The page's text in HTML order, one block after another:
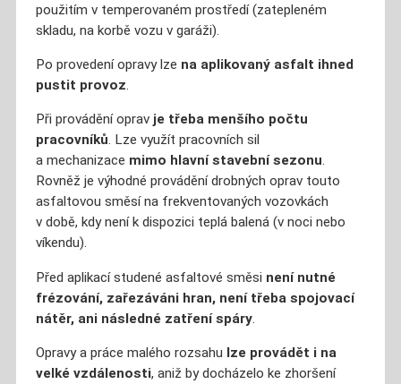
použitím v temperovaném prostředí (zatepleném
skladu, na korbě vozu v garáži).
Po provedení opravy lze na aplikovaný asfalt ihned
pustit provoz.
Při provádění oprav je třeba menšího počtu
pracovníků. Lze využít pracovních sil
a mechanizace mimo hlavní stavební sezonu.
Rovněž je výhodné provádění drobných oprav touto
asfaltovou směsí na frekventovaných vozovkách
v době, kdy není k dispozici teplá balená (v noci nebo
víkendu).
Před aplikací studené asfaltové směsi není nutné
frézování, zařezáváni hran, není třeba spojovací
nátěr, ani následné zatření spáry.
Opravy a práce malého rozsahu lze provádět i na
velké vzdálenosti, aniž by docházelo ke zhoršení